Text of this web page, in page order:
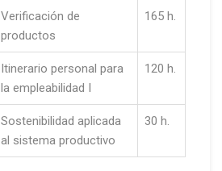
Verificación de
productos
165 h.
Itinerario personal para
la empleabilidad I
120 h.
Sostenibilidad aplicada
al sistema productivo
30 h.